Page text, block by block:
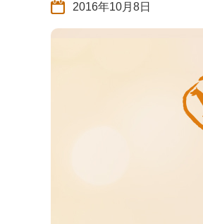
2016年10月8日